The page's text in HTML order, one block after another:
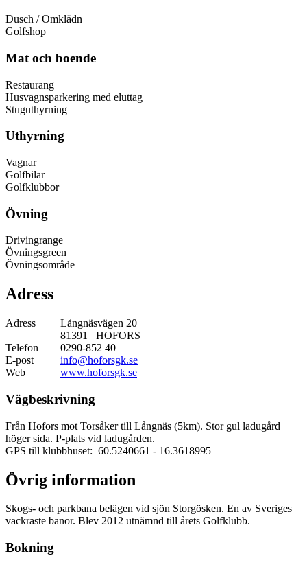
Dusch / Omklädn
Golfshop
Mat och boende
Restaurang
Husvagnsparkering med eluttag
Stuguthyrning
Uthyrning
Vagnar
Golfbilar
Golfklubbor
Övning
Drivingrange
Övningsgreen
Övningsområde
Adress
Adress
Långnäsvägen 20
81391 HOFORS
Telefon
0290-852 40
E-post
info@hoforsgk.se
Web
www.hoforsgk.se
Vägbeskrivning
Från Hofors mot Torsåker till Långnäs (5km). Stor gul ladugård
höger sida. P-plats vid ladugården.
GPS till klubbhuset: 60.5240661 - 16.3618995
Övrig information
Skogs- och parkbana belägen vid sjön Storgösken. En av Sveriges
vackraste banor. Blev 2012 utnämnd till årets Golfklubb.
Bokning